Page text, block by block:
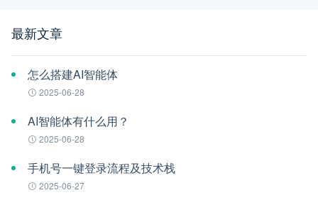
最新文章
怎么搭建AI智能体
2025-06-28
AI智能体有什么用？
2025-06-28
手机号一键登录流程及技术栈
2025-06-27